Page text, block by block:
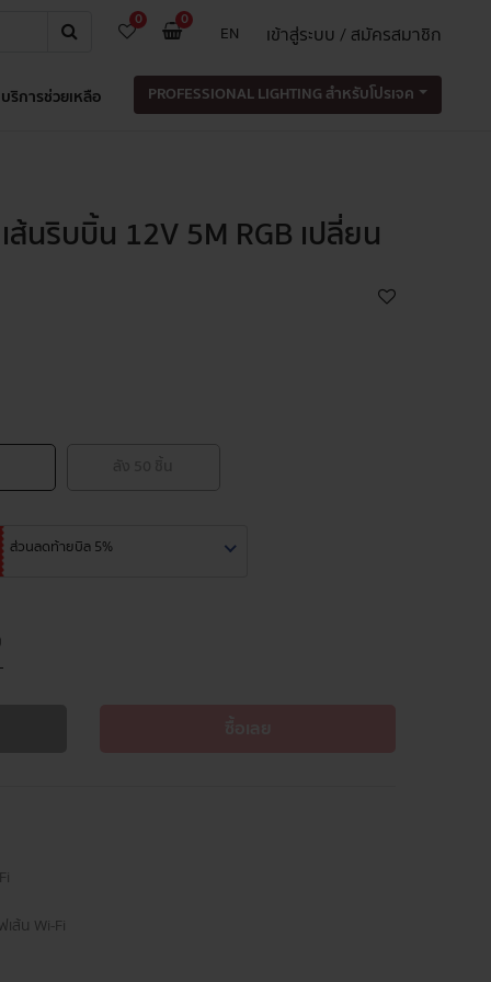
0 0
EN เข้าสู่ระบบ / สมัครสมาชิก
บริการช่วยเหลือ PROFESSIONAL LIGHTING สำหรับโปรเจค
ส้นริบบิ้น 12V 5M RGB เปลี่ยน
ส่วนลดท้ายบิล 5%
ส้น Wi-Fi